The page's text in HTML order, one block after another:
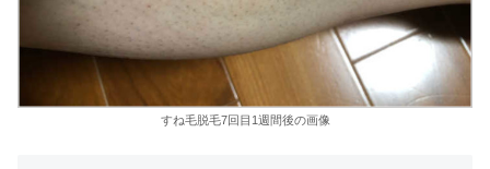
すね毛脱毛7回目1週間後の画像